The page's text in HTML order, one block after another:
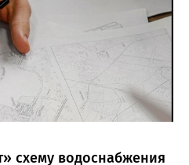
кто установил самозапрет,
же погасили долги недавно,
обязательства сейчас.
схему водоснабжения